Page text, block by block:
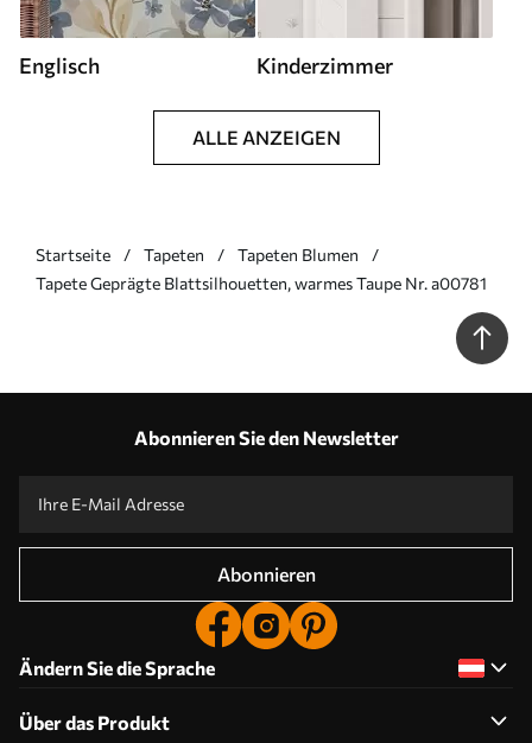
Englisch Kinderzimmer
ALLE ANZEIGEN
Startseite Tapeten
Tapeten Blumen
Tapete Geprägte Blattsilhouetten, warmes Taupe Nr. a00781
Abonnieren Sie den Newsletter
Abonnieren
Ändern Sie die Sprache
Über das Produkt